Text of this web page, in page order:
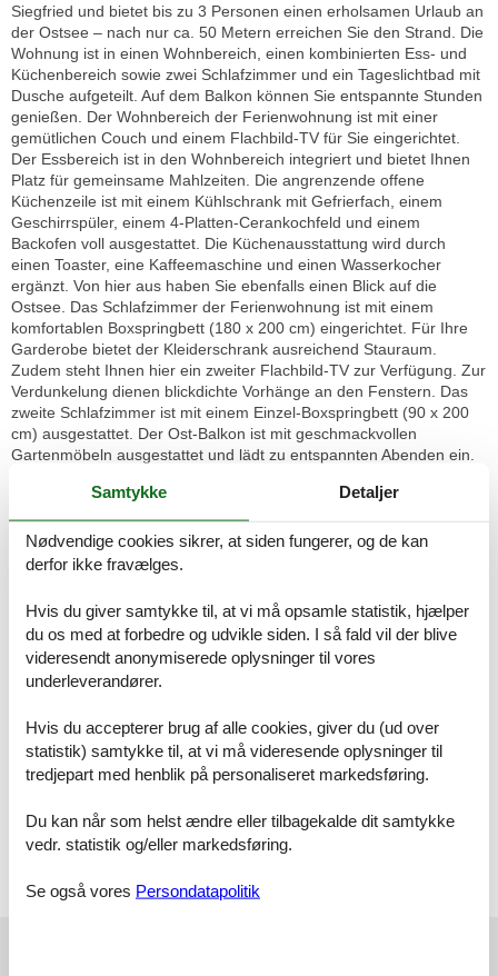
Siegfried und bietet bis zu 3 Personen einen erholsamen Urlaub an
der Ostsee – nach nur ca. 50 Metern erreichen Sie den Strand. Die
Wohnung ist in einen Wohnbereich, einen kombinierten Ess- und
Küchenbereich sowie zwei Schlafzimmer und ein Tageslichtbad mit
Dusche aufgeteilt. Auf dem Balkon können Sie entspannte Stunden
genießen. Der Wohnbereich der Ferienwohnung ist mit einer
gemütlichen Couch und einem Flachbild-TV für Sie eingerichtet.
Der Essbereich ist in den Wohnbereich integriert und bietet Ihnen
Platz für gemeinsame Mahlzeiten. Die angrenzende offene
Küchenzeile ist mit einem Kühlschrank mit Gefrierfach, einem
Geschirrspüler, einem 4-Platten-Cerankochfeld und einem
Backofen voll ausgestattet. Die Küchenausstattung wird durch
einen Toaster, eine Kaffeemaschine und einen Wasserkocher
ergänzt. Von hier aus haben Sie ebenfalls einen Blick auf die
Ostsee. Das Schlafzimmer der Ferienwohnung ist mit einem
komfortablen Boxspringbett (180 x 200 cm) eingerichtet. Für Ihre
Garderobe bietet der Kleiderschrank ausreichend Stauraum.
Zudem steht Ihnen hier ein zweiter Flachbild-TV zur Verfügung. Zur
Verdunkelung dienen blickdichte Vorhänge an den Fenstern. Das
zweite Schlafzimmer ist mit einem Einzel-Boxspringbett (90 x 200
cm) ausgestattet. Der Ost-Balkon ist mit geschmackvollen
Gartenmöbeln ausgestattet und lädt zu entspannten Abenden ein.
großzügigen Waschtisch und einen Föhn. In der Wohnung ist
hochwertiger Designbelag verlegt. Die Fußbodenheizung in allen
Wohnräumen sorgt für wohlige Wärme. Es handelt sich um eine
Nichtraucher-Wohnung. Haustiere sind nicht erlaubt. Ihr Auto
Breite: 1,90 m, max. Länge: 5,00 m, max. Gewicht: 2000 kg). Ihre
mitgebrachten oder ausgeliehenen Fahrräder können Sie im
Fahrradabstellraum sicher unterstellen.
Raumaufteilung
Schlafzimmer, 2 Personen
Doppel-Boxspringbett (Extra hoch, Offenes Fußteil)
Schlafzimmer, 1 Person
Kleiderschrank
Einzel-Boxspringbett (Extra hoch, Offenes Fußteil)
Wohnzimmer
Samtykke Detaljer
Nødvendige cookies sikrer, at siden fungerer, og de kan
derfor ikke fravælges.
Hvis du giver samtykke til, at vi må opsamle statistik, hjælper
du os med at forbedre og udvikle siden. I så fald vil der blive
videresendt anonymiserede oplysninger til vores
underleverandører.
Hvis du accepterer brug af alle cookies, giver du (ud over
statistik) samtykke til, at vi må videresende oplysninger til
tredjepart med henblik på personaliseret markedsføring.
Du kan når som helst ændre eller tilbagekalde dit samtykke
vedr. statistik og/eller markedsføring.
Se også vores Persondatapolitik